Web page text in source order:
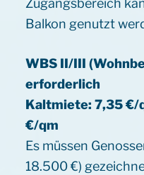
Zugangsbereich
Balkon genutzt
WBS II/III
erforderlich
Kaltmiete: 7,35 €/
€/qm
Es müssen
18.500 €)